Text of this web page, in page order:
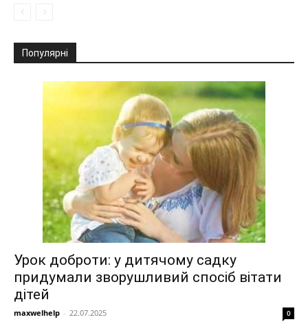
Популярні
Урок доброти: у дитячому садку
придумали зворушливий спосіб вітати
дітей
maxwelhelp - 22.07.2025 0